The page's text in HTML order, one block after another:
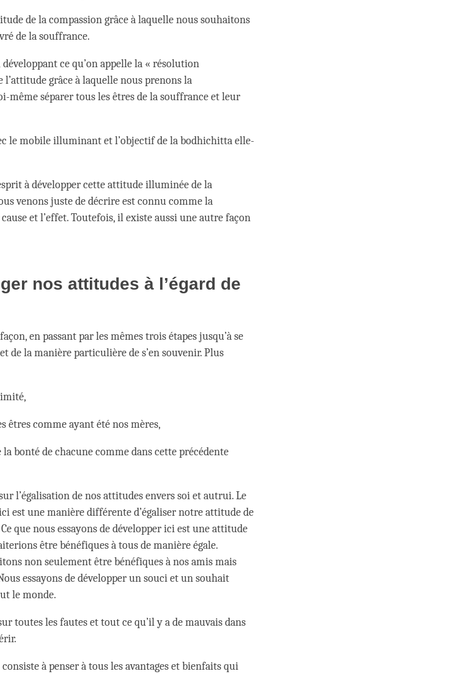
de la compassion grâce à laquelle nous souhaitons
de la souffrance.
ce qu’on appelle la « résolution
l’attitude grâce à laquelle nous prenons la
même séparer tous les êtres de la souffrance et leur
le mobile illuminant et l’objectif de la bodhichitta elle-
à développer cette attitude illuminée de la
venons juste de décrire est connu comme la
et l’effet. Toutefois, il existe aussi une autre façon
nos attitudes à l’égard de
en passant par les mêmes trois étapes jusqu’à se
de la manière particulière de s’en souvenir. Plus
êtres comme ayant été nos mères,
bonté de chacune comme dans cette précédente
l’égalisation de nos attitudes envers soi et autrui. Le
est une manière différente d’égaliser notre attitude de
que nous essayons de développer ici est une attitude
être bénéfiques à tous de manière égale.
non seulement être bénéfiques à nos amis mais
essayons de développer un souci et un souhait
le monde.
toutes les fautes et tout ce qu’il y a de mauvais dans
à penser à tous les avantages et bienfaits qui